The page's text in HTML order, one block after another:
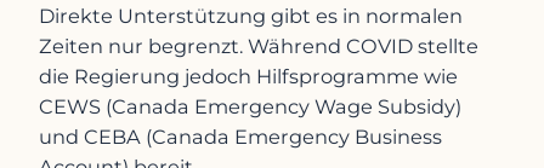
Direkte Unterstützung gibt es in normalen
Zeiten nur begrenzt. Während COVID stellte
die Regierung jedoch Hilfsprogramme wie
CEWS (Canada Emergency Wage Subsidy)
und CEBA (Canada Emergency Business